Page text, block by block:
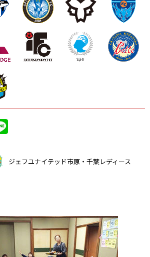
ジェフユナイテッド市原・千葉レディース